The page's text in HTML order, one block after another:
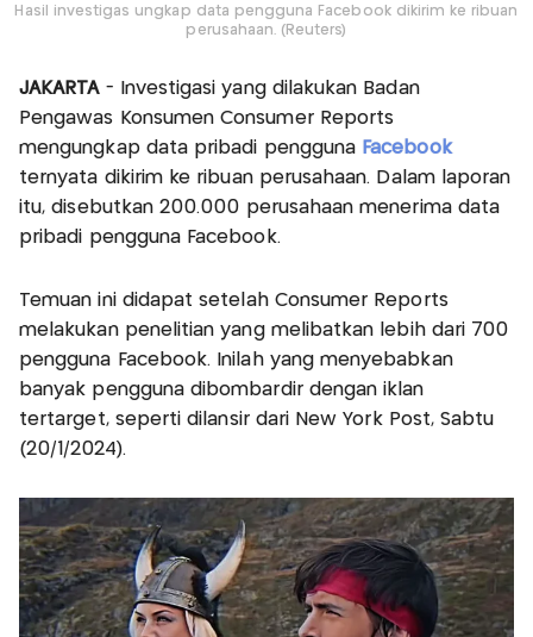
Hasil investigas ungkap data pengguna Facebook dikirim ke ribuan
perusahaan. (Reuters)
JAKARTA - Investigasi yang dilakukan Badan
Pengawas Konsumen Consumer Reports
mengungkap data pribadi pengguna Facebook
ternyata dikirim ke ribuan perusahaan. Dalam laporan
itu, disebutkan 200.000 perusahaan menerima data
pribadi pengguna Facebook.
Temuan ini didapat setelah Consumer Reports
melakukan penelitian yang melibatkan lebih dari 700
pengguna Facebook. Inilah yang menyebabkan
banyak pengguna dibombardir dengan iklan
tertarget, seperti dilansir dari New York Post, Sabtu
(20/1/2024).